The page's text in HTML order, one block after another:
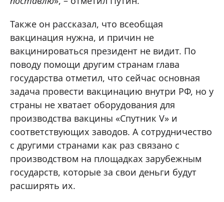
Также он рассказал, что всеобщая
вакцинация нужна, и причин не
вакцинироваться президент не видит. По
поводу помощи другим странам глава
государства отметил, что сейчас основная
задача провести вакцинацию внутри РФ, но у
страны не хватает оборудования для
производства вакцины «Спутник V» и
соответствующих заводов. А сотрудничество
с другими странами как раз связано с
производством на площадках зарубежным
государств, которые за свои деньги будут
расширять их.